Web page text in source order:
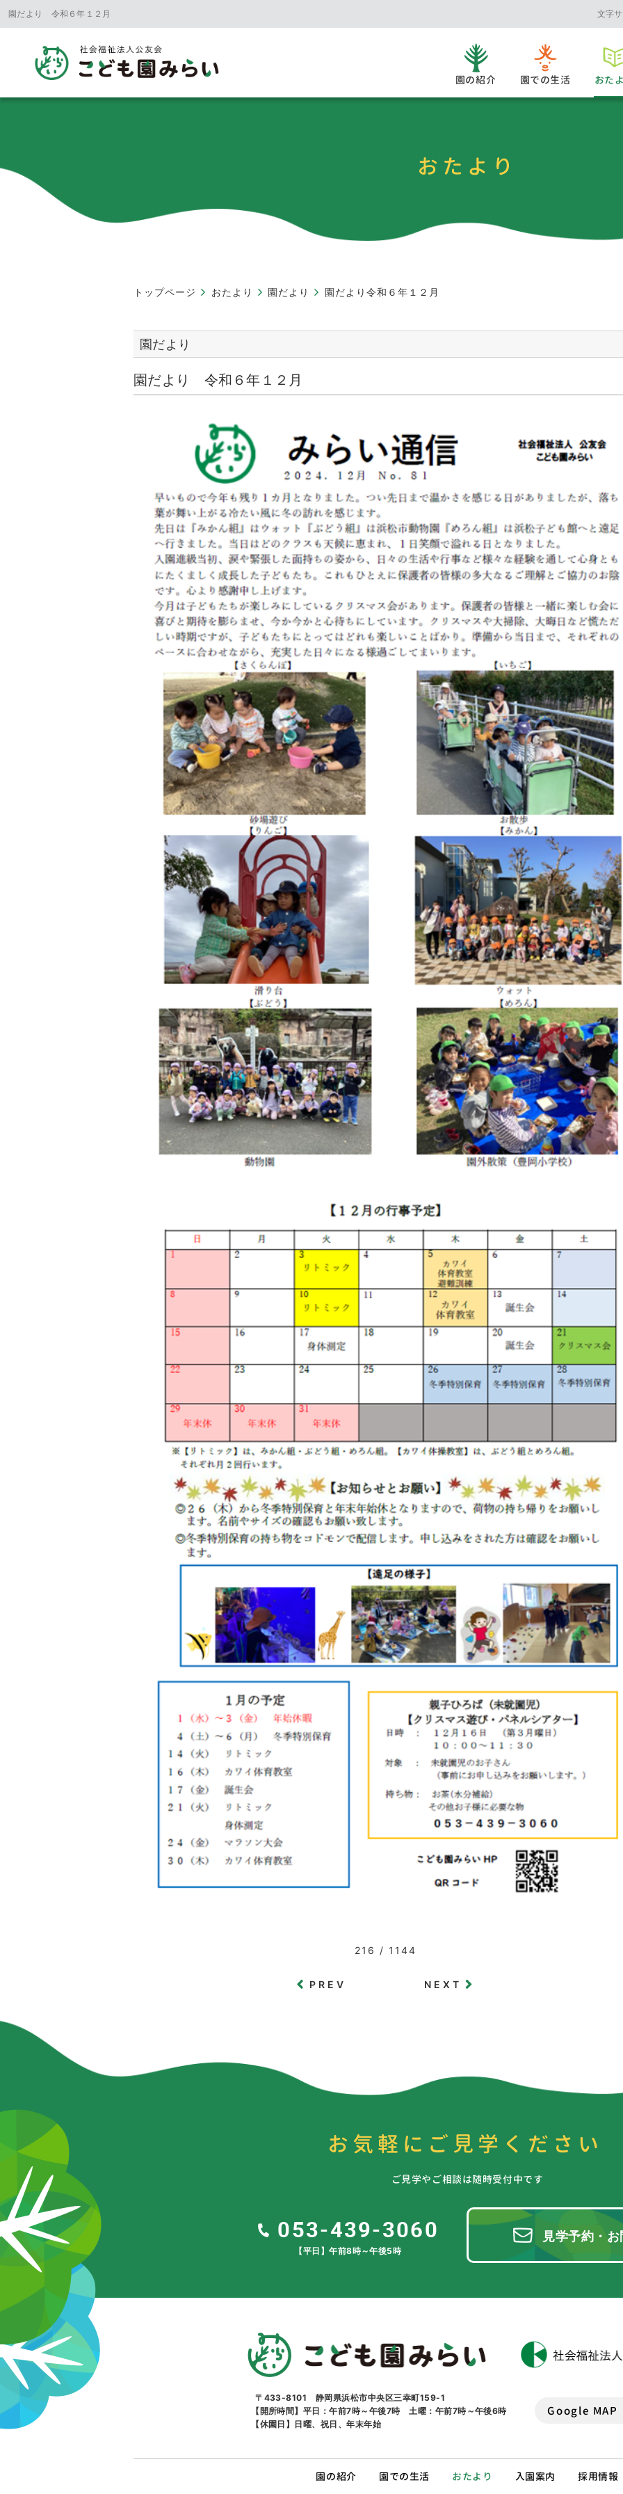
園だより 令和６年１２月 文字
園の紹介 園での生活 おた
おたより
トップページ おたより 園だより 園だより令和６年１２月
園だより
園だより 令和６年１２月
216 / 1144
PREV NEXT
お気軽にご見学ください
ご見学やご相談は随時受付中です
053-439-3060
【平日】午前8時～午後5時
見学予約・
〒433-8101 静岡県浜松市中央区三幸町159-1
【開所時間】平日：午前7時～午後7時 土曜：午前7時～午後6時
【休園日】日曜、祝日、年末年始
Google MAP
園の紹介 園での生活 おたより 入園案内
採用情報